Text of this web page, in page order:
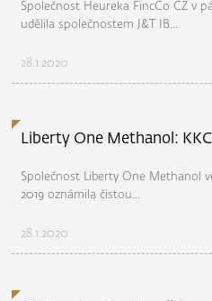
Společnost Heureka FincCo CZ v
udělila společnostem J&T IB...
28.1.2020
Liberty One Methanol:
Společnost Liberty One Methanol
2019 oznámila čistou...
28.1.2020